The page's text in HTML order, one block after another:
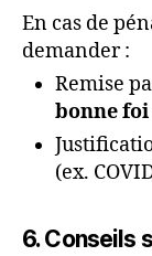
En cas de
demander :
Remise
bonne foi
(ex.
6. Conseils